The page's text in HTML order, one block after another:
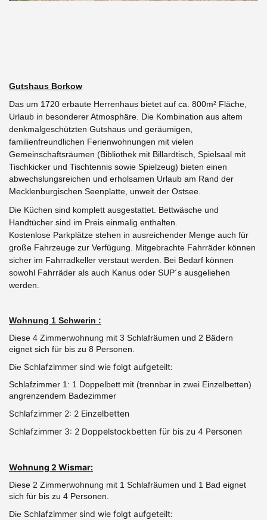
Gutshaus Borkow
Das um 1720 erbaute Herrenhaus bietet auf ca. 800m² Fläche,
Urlaub in besonderer Atmosphäre. Die Kombination aus altem
denkmalgeschützten Gutshaus und geräumigen,
familienfreundlichen Ferienwohnungen mit vielen
Gemeinschaftsräumen (Bibliothek mit Billardtisch, Spielsaal mit
Tischkicker und Tischtennis sowie Spielzeug) bieten einen
abwechslungsreichen und erholsamen Urlaub am Rand der
Mecklenburgischen Seenplatte, unweit der Ostsee.
Die Küchen sind komplett ausgestattet. Bettwäsche und
Handtücher sind im Preis einmalig enthalten.
Kostenlose Parkplätze stehen in ausreichender Menge auch für
große Fahrzeuge zur Verfügung. Mitgebrachte Fahrräder können
sicher im Fahrradkeller verstaut werden. Bei Bedarf können
sowohl Fahrräder als auch Kanus oder SUP´s ausgeliehen
werden.
Wohnung 1 Schwerin :
Diese 4 Zimmerwohnung mit 3 Schlafräumen und 2 Bädern
eignet sich für bis zu 8 Personen.
Die Schlafzimmer sind wie folgt aufgeteilt:
Schlafzimmer 1: 1 Doppelbett mit (trennbar in zwei Einzelbetten)
angrenzendem Badezimmer
Schlafzimmer 2: 2 Einzelbetten
Schlafzimmer 3: 2 Doppelstockbetten für bis zu 4 Personen
Wohnung 2 Wismar:
Diese 2 Zimmerwohnung mit 1 Schlafräumen und 1 Bad eignet
sich für bis zu 4 Personen.
Die Schlafzimmer sind wie folgt aufgeteilt: